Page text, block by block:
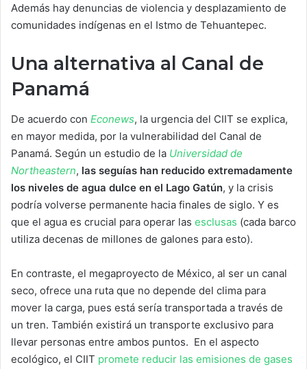
Además hay denuncias de violencia y desplazamiento de
comunidades indígenas en el Istmo de Tehuantepec.
Una alternativa al Canal de
Panamá
De acuerdo con Econews, la urgencia del CIIT se explica,
en mayor medida, por la vulnerabilidad del Canal de
Panamá. Según un estudio de la Universidad de
Northeastern, las seguías han reducido extremadamente
los niveles de agua dulce en el Lago Gatún, y la crisis
podría volverse permanente hacia finales de siglo. Y es
que el agua es crucial para operar las esclusas (cada barco
utiliza decenas de millones de galones para esto).
En contraste, el megaproyecto de México, al ser un canal
seco, ofrece una ruta que no depende del clima para
mover la carga, pues está sería transportada a través de
un tren. También existirá un transporte exclusivo para
llevar personas entre ambos puntos. En el aspecto
ecológico, el CIIT promete reducir las emisiones de gases